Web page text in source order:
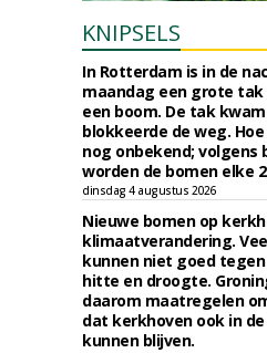
KNIPSELS
In Rotterdam is in de
maandag een grote
een boom. De tak
blokkeerde de weg.
nog onbekend; volgens
worden de bomen elke
dinsdag 4 augustus 2026
Nieuwe bomen op
klimaatverandering.
kunnen niet goed
hitte en droogte.
daarom maatregelen
dat kerkhoven ook in
kunnen blijven.